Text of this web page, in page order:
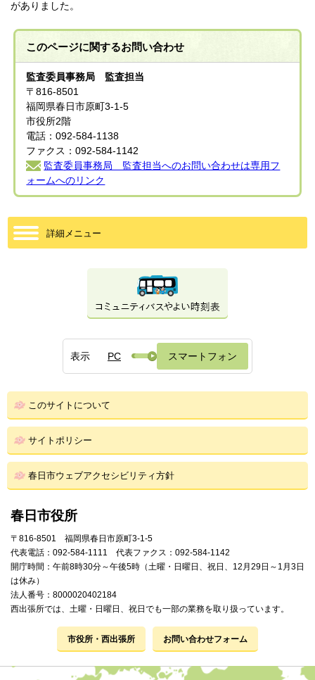
がありました。
このページに関するお問い合わせ
監査委員事務局 監査担当
〒816-8501
福岡県春日市原町3-1-5
市役所2階
電話：092-584-1138
ファクス：092-584-1142
監査委員事務局 監査担当へのお問い合わせは専用フ
ォームへのリンク
詳細メニュー
表示 PC スマートフォン
このサイトについて
サイトポリシー
春日市ウェブアクセシビリティ方針
春日市役所
〒816-8501 福岡県春日市原町3-1-5
代表電話：092-584-1111 代表ファクス：092-584-1142
開庁時間：午前8時30分～午後5時（土曜・日曜日、祝日、12月29日～1月3日
は休み）
法人番号：8000020402184
西出張所では、土曜・日曜日、祝日でも一部の業務を取り扱っています。
市役所・西出張所 お問い合わせフォーム